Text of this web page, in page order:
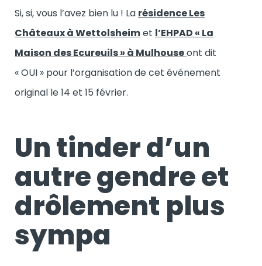
Si, si, vous l’avez bien lu ! La résidence Les
Châteaux à Wettolsheimet l’EHPAD « La
Maison des Ecureuils » à Mulhouseont dit
« OUI » pour l’organisation de cet événement
original le 14 et 15 février.
Un tinder d’un
autre gendre et
drôlement plus
sympa